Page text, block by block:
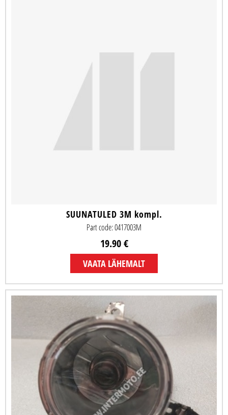
SUUNATULED 3M kompl.
Part code: 0417003M
19.90 €
VAATA LÄHEMALT